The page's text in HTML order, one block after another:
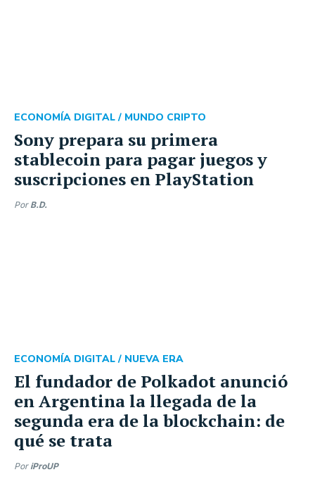
Sony prepara su primera
stablecoin para pagar juegos y
suscripciones en PlayStation
ECONOMÍA DIGITAL / MUNDO CRIPTO
Por B.D.
El fundador de Polkadot anunció
en Argentina la llegada de la
segunda era de la blockchain: de
qué se trata
ECONOMÍA DIGITAL / NUEVA ERA
Por iProUP